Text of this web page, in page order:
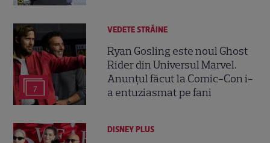
7
VEDETE STRĂINE
Ryan Gosling este noul Ghost
Rider din Universul Marvel.
Anunțul făcut la Comic-Con i-
a entuziasmat pe fani
DISNEY PLUS